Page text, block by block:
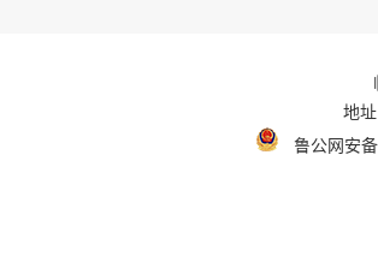
地
鲁公网安备